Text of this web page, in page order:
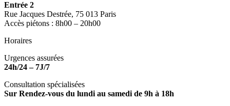
Entrée 2
Rue Jacques Destrée, 75 013 Paris
Accès piétons : 8h00 – 20h00
Horaires
Urgences assurées
24h/24 – 7J/7
Consultation spécialisées
Sur Rendez-vous du lundi au samedi de 9h à 18h